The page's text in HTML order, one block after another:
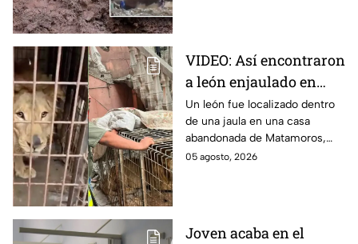
VIDEO: Así encontraron
a león enjaulado en
casa abandonada en
Matamoros,
Tamaulipas
Un león fue localizado dentro
de una jaula en una casa
abandonada de Matamoros,
Tamaulipas. El hallazgo
05 agosto, 2026
Joven acaba en el